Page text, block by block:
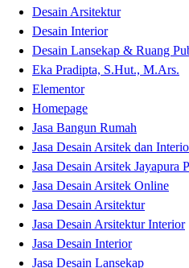
Desain Arsitektur
Desain Interior
Desain Lansekap & Ruang
Eka Pradipta, S.Hut., M.Ars.
Elementor
Homepage
Jasa Bangun Rumah
Jasa Desain Arsitek dan
Jasa Desain Arsitek Jayapura
Jasa Desain Arsitek Online
Jasa Desain Arsitektur
Jasa Desain Arsitektur Interior
Jasa Desain Interior
Jasa Desain Lansekap